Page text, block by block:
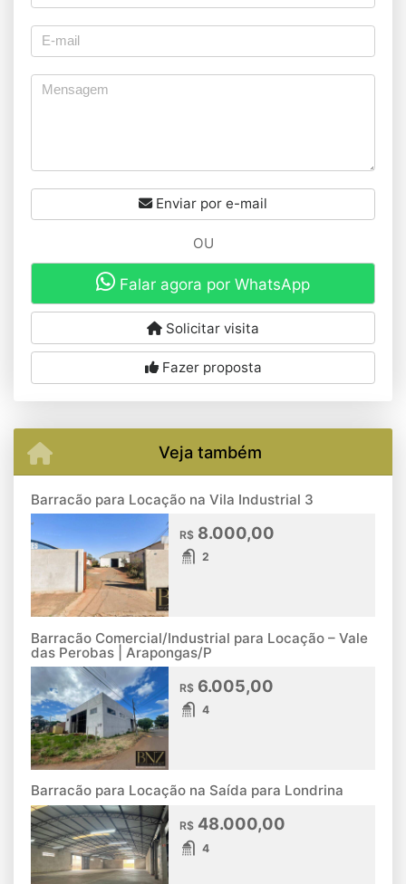
Enviar por e-mail
OU
Falar agora por WhatsApp
Solicitar visita
Fazer proposta
Veja também
Barracão para Locação na Vila Industrial 3
R$ 8.000,00
2
Barracão Comercial/Industrial para Locação – Vale
das Perobas | Arapongas/P
R$ 6.005,00
4
Barracão para Locação na Saída para Londrina
R$ 48.000,00
4